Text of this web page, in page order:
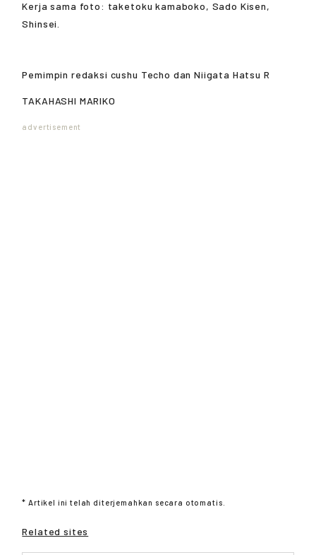
Kerja sama foto: taketoku kamaboko, Sado Kisen,
Shinsei.
Pemimpin redaksi cushu Techo danNiigata Hatsu R
TAKAHASHI MARIKO
advertisement
* Artikel ini telah diterjemahkan secara otomatis.
Related sites